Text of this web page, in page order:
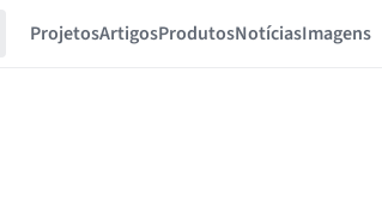
ProjetosArtigosProdutosNotíciasImagens